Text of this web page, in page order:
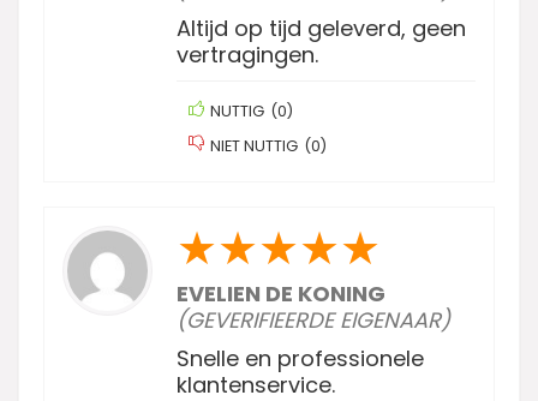
Altijd op tijd geleverd, geen
vertragingen.
NUTTIG (0)
NIET NUTTIG (0)
★★★★★
EVELIEN DE KONING
(GEVERIFIEERDE EIGENAAR)
Snelle en professionele
klantenservice.